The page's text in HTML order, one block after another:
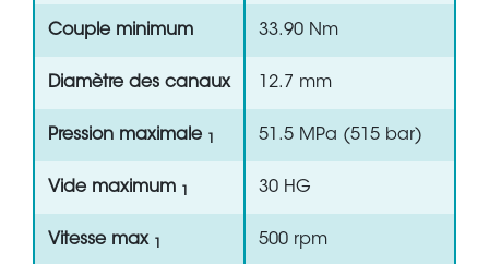
Couple minimum 33.90 Nm
Diamètre des canaux 12.7 mm
Pression maximale 51.5 MPa (515 bar)
Vide maximum 30 HG
Vitesse max 500 rpm